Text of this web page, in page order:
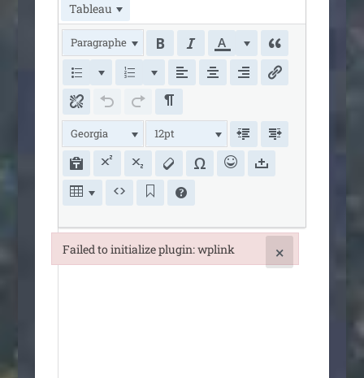
Tableau
Paragraphe
Georgia 12pt
Failed to initialize plugin: wplink ×
Failed to initialize plugin: wplink